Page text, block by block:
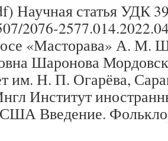
ягод
в
карел
(из
опыта
Научная статья УДК
2076-
«Масторава» А. М.
Шаронова
им. Н. П. Огарёва,
Институт
Введение.